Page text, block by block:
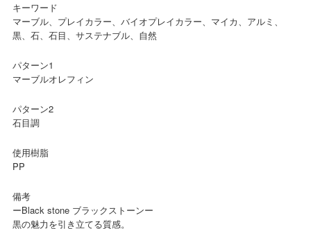
キーワード
マーブル、プレイカラー、バイオプレイカラー、マイカ、アルミ、
黒、石、石目、サステナブル、自然
パターン1
マーブルオレフィン
パターン2
石目調
使用樹脂
PP
備考
ーBlack stone ブラックストーンー
黒の魅力を引き立てる質感。